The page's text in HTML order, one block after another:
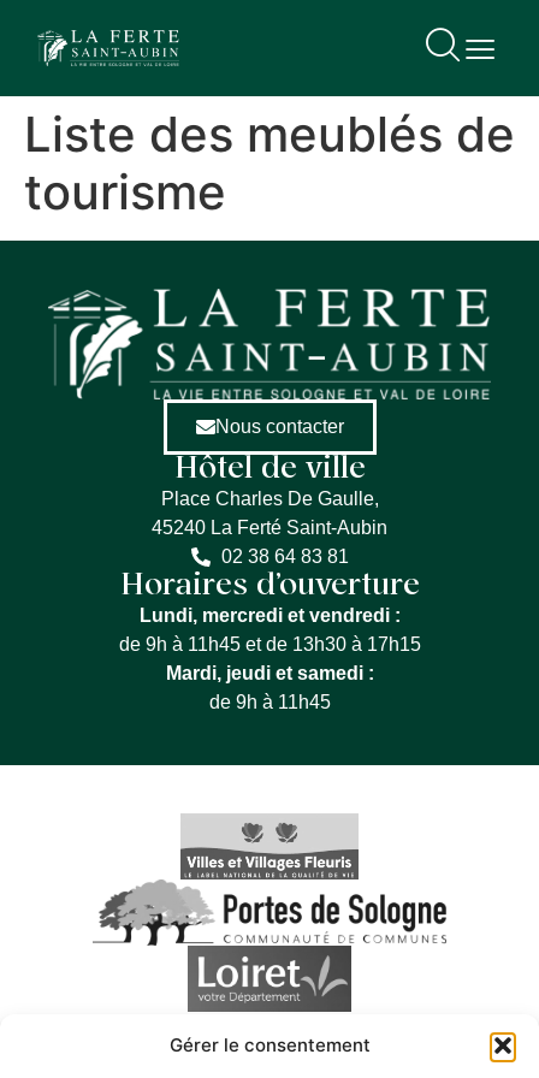
Gérer le consentement
principal
Liste des meublés de
tourisme
Nous contacter
Hôtel de ville
Place Charles De Gaulle,
45240 La Ferté Saint-Aubin
02 38 64 83 81
Horaires d’ouverture
Lundi, mercredi et vendredi :
de 9h à 11h45 et de 13h30 à 17h15
Mardi, jeudi et samedi :
de 9h à 11h45